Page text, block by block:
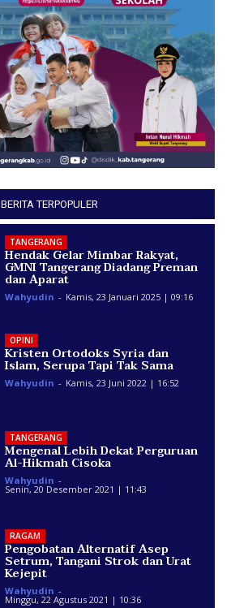
BERITA TERPOPULER
TANGERANG
Hendak Gelar Mimbar Rakyat,
GMNI Tangerang Diadang Preman
dan Aparat
Wahyudin - Kamis, 23 Januari 2025 | 09:16
OPINI
Kristen Ortodoks Syria dan
Islam, Serupa Tapi Tak Sama
Wahyudin - Kamis, 23 Juni 2022 | 16:52
TANGERANG
Mengenal Lebih Dekat Perguruan
Al-Hikmah Cisoka
Wahyudin -
Senin, 20 Desember 2021 | 11:43
RAGAM
Pengobatan Alternatif Asep
Setrum, Tangani Strok dan Urat
Kejepit
Wahyudin -
Minggu, 22 Agustus 2021 | 10:36